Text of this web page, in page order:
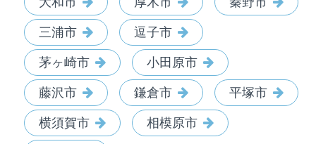
三浦市 逗子市
茅ヶ崎市 小田原市
藤沢市 鎌倉市 平塚市
横須賀市 相模原市